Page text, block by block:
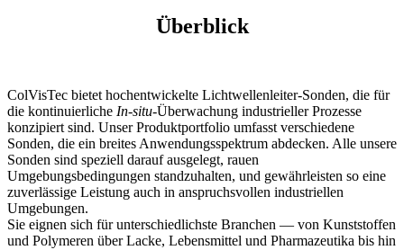
Überblick
ColVisTec bietet hochentwickelte Lichtwellenleiter-Sonden, die für
die kontinuierliche In-situ-Überwachung industrieller Prozesse
konzipiert sind. Unser Produktportfolio umfasst verschiedene
Sonden, die ein breites Anwendungsspektrum abdecken. Alle unsere
Sonden sind speziell darauf ausgelegt, rauen
Umgebungsbedingungen standzuhalten, und gewährleisten so eine
zuverlässige Leistung auch in anspruchsvollen industriellen
Umgebungen.
Sie eignen sich für unterschiedlichste Branchen — von Kunststoffen
und Polymeren über Lacke, Lebensmittel und Pharmazeutika bis hin